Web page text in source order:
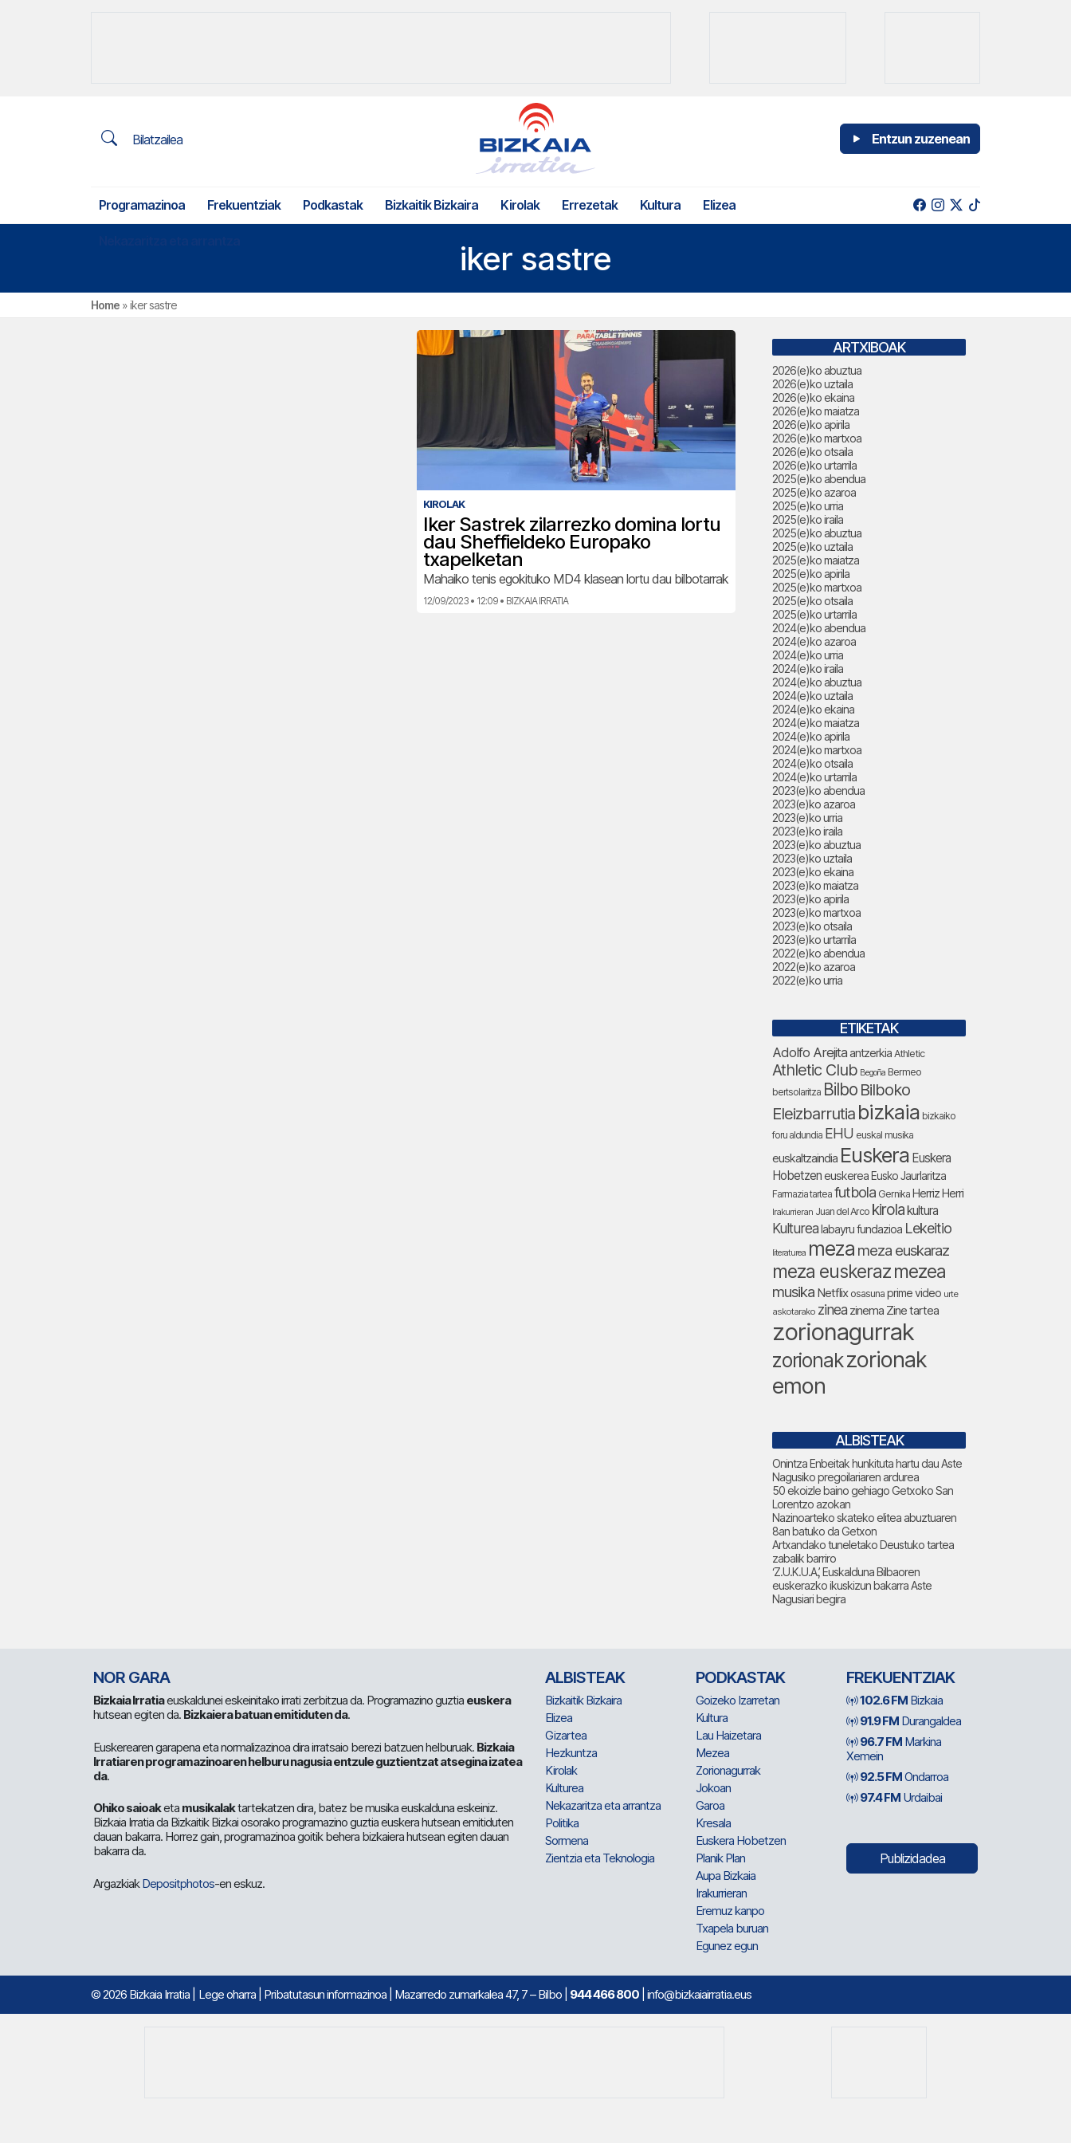
Bilatzailea Entzun zuzenean
Programazinoa Frekuentziak Podkastak Bizkaitik Bizkaira Kirolak Errezetak Kultura Elizea
iker sastre
Home »iker sastre
KIROLAK
Iker Sastrek zilarrezko domina lortu
dau Sheffieldeko Europako
txapelketan
Mahaiko tenis egokituko MD4 klasean lortu dau bilbotarrak
12/09/2023 • 12:09 • BIZKAIA IRRATIA
ARTXIBOAK
2026(e)ko abuztua
2026(e)ko uztaila
2026(e)ko ekaina
2026(e)ko maiatza
2026(e)ko apirila
2026(e)ko martxoa
2026(e)ko otsaila
2026(e)ko urtarrila
2025(e)ko abendua
2025(e)ko azaroa
2025(e)ko urria
2025(e)ko iraila
2025(e)ko abuztua
2025(e)ko uztaila
2025(e)ko maiatza
2025(e)ko apirila
2025(e)ko martxoa
2025(e)ko otsaila
2025(e)ko urtarrila
2024(e)ko abendua
2024(e)ko azaroa
2024(e)ko urria
2024(e)ko iraila
2024(e)ko abuztua
2024(e)ko uztaila
2024(e)ko ekaina
2024(e)ko maiatza
2024(e)ko apirila
2024(e)ko martxoa
2024(e)ko otsaila
2024(e)ko urtarrila
2023(e)ko abendua
2023(e)ko azaroa
2023(e)ko urria
2023(e)ko iraila
2023(e)ko abuztua
2023(e)ko uztaila
2023(e)ko ekaina
2023(e)ko maiatza
2023(e)ko apirila
2023(e)ko martxoa
2023(e)ko otsaila
2023(e)ko urtarrila
2022(e)ko abendua
2022(e)ko azaroa
2022(e)ko urria
ETIKETAK
Adolfo Arejitaantzerkia Athletic
Athletic Club Begoña Bermeo
bertsolaritza Bilbo Bilboko
Eleizbarrutia bizkaia bizkaiko
foru aldundia EHU euskal musika
euskaltzaindia Euskera Euskera
Hobetzeneuskerea Eusko Jaurlaritza
Farmazia tartea futbola Gernika Herriz Herri
Irakurrieran Juan del Arco kirola kultura
Kulturealabayru fundazioa Lekeitio
literaturea meza meza euskaraz
meza euskerazmezea
musika Netflix osasuna prime video urte
askotarako zinea zinema Zine tartea
zorionagurrak
zorionakzorionak
emon
ALBISTEAK
Onintza Enbeitak hunkituta hartu dau Aste
Nagusiko pregoilariaren ardurea
50 ekoizle baino gehiago Getxoko San
Lorentzo azokan
Nazinoarteko skateko elitea abuztuaren
8an batuko da Getxon
Artxandako tuneletako Deustuko tartea
zabalik barriro
‘Z.U.K.U.A.’, Euskalduna Bilbaoren
euskerazko ikuskizun bakarra Aste
Nagusiari begira
NOR GARA
Bizkaia Irratiaeuskaldunei eskeinitako irrati zerbitzua da. Programazino guztia euskera
hutsean egiten da. Bizkaiera batuan emitiduten da.
Euskerearen garapena eta normalizazinoa dira irratsaio berezi batzuen helburuak. Bizkaia
Irratiaren programazinoaren helburu nagusia entzule guztientzat atsegina izatea
da.
Ohiko saioaketa musikalaktartekatzen dira, batez be musika euskalduna eskeiniz.
Bizkaia Irratia da Bizkaitik Bizkai osorako programazino guztia euskera hutsean emitiduten
dauan bakarra. Horrez gain, programazinoa goitik behera bizkaiera hutsean egiten dauan
bakarra da.
ArgazkiakDepositphotos-en eskuz.
ALBISTEAK
Bizkaitik Bizkaira
Elizea
Gizartea
Hezkuntza
Kirolak
Kulturea
Nekazaritza eta arrantza
Politika
Sormena
Zientzia eta Teknologia
PODKASTAK
Goizeko Izarretan
Kultura
Lau Haizetara
Mezea
Zorionagurrak
Jokoan
Garoa
Kresala
Euskera Hobetzen
Planik Plan
Aupa Bizkaia
Irakurrieran
Eremuz kanpo
Txapela buruan
Egunez egun
FREKUENTZIAK
102.6 FM Bizkaia
91.9 FM Durangaldea
96.7 FM Markina
Xemein
92.5 FMOndarroa
97.4 FM Urdaibai
Publizidadea
© 2026 Bizkaia Irratia Lege oharra Pribatutasun informazinoa | Mazarredo zumarkalea 47, 7 – Bilbo | 944 466 800 | info@bizkaiairratia.eus